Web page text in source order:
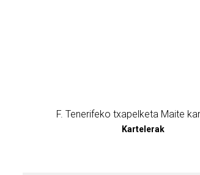
F. Tenerifeko txapelketa Maite
Kartelerak